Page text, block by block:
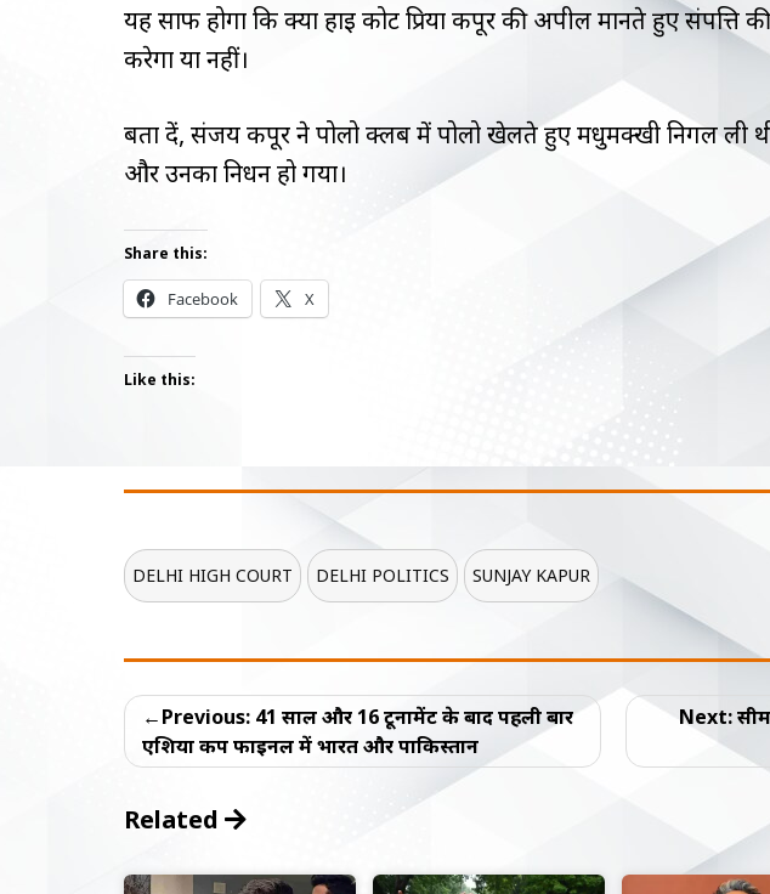
यह साफ होगा कि क्या हाई कोर्ट प्रिया कपूर की अपील मानते हुए
करेगा या नहीं।
बता दें, संजय कपूर ने पोलो क्लब में पोलो खेलते हुए मधुमक्खी निगल ली
और उनका निधन हो गया।
Share this:
Facebook X
Like this:
DELHI HIGH COURT DELHI POLITICS SUNJAY KAPUR
Post
navigation
Previous: 41 साल और 16 टूर्नामेंट के बाद पहली बार
एशिया कप फाइनल में भारत और पाकिस्तान
Next:
Related